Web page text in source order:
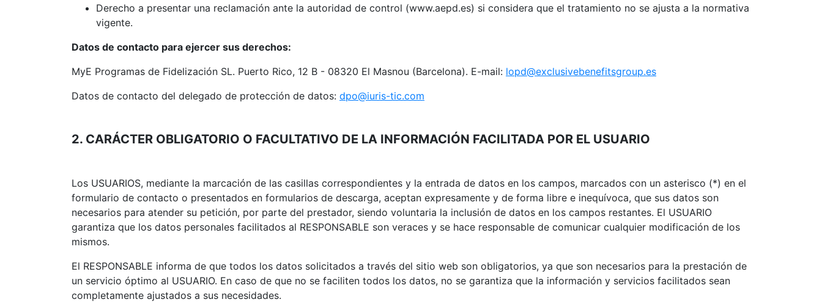
Derecho a presentar una reclamación ante la autoridad de control (www.aepd.es) si considera que el tratamiento no se ajusta a la normativa
vigente.
Datos de contacto para ejercer sus derechos:
MyE Programas de Fidelización SL. Puerto Rico, 12 B - 08320 El Masnou (Barcelona). E-mail: lopd@exclusivebenefitsgroup.es
Datos de contacto del delegado de protección de datos: dpo@iuris-tic.com
2. CARÁCTER OBLIGATORIO O FACULTATIVO DE LA INFORMACIÓN FACILITADA POR EL USUARIO
Los USUARIOS, mediante la marcación de las casillas correspondientes y la entrada de datos en los campos, marcados con un asterisco (*) en el
formulario de contacto o presentados en formularios de descarga, aceptan expresamente y de forma libre e inequívoca, que sus datos son
necesarios para atender su petición, por parte del prestador, siendo voluntaria la inclusión de datos en los campos restantes. El USUARIO
garantiza que los datos personales facilitados al RESPONSABLE son veraces y se hace responsable de comunicar cualquier modificación de los
mismos.
El RESPONSABLE informa de que todos los datos solicitados a través del sitio web son obligatorios, ya que son necesarios para la prestación de
un servicio óptimo al USUARIO. En caso de que no se faciliten todos los datos, no se garantiza que la información y servicios facilitados sean
completamente ajustados a sus necesidades.